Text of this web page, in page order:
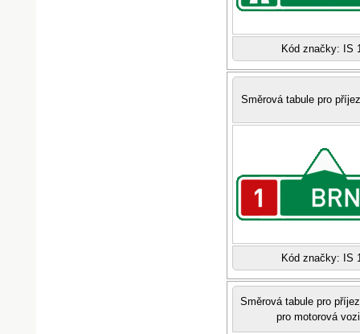
Kód značky: IS
Směrová tabule pro
Kód značky: IS
Směrová tabule pro
pro motorová